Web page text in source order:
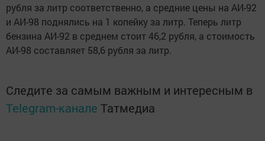
рубля за литр соответственно, а средние цены на АИ-92
и АИ-98 поднялись на 1 копейку за литр. Теперь литр
бензина АИ-92 в среднем стоит 46,2 рубля, а стоимость
АИ-98 составляет 58,6 рубля за литр.
Следите за самым важным и интересным в
Telegram-канале Татмедиа